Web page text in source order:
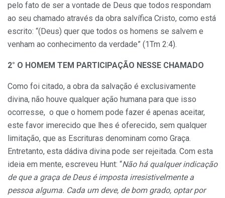
pelo fato de ser a vontade de Deus que todos respondam
ao seu chamado através da obra salvífica Cristo, como está
escrito: “(Deus) quer que todos os homens se salvem e
venham ao conhecimento da verdade” (1Tm 2:4).
2° O HOMEM TEM PARTICIPAÇÃO NESSE CHAMADO
Como foi citado, a obra da salvação é exclusivamente
divina, não houve qualquer ação humana para que isso
ocorresse, o que o homem pode fazer é apenas aceitar,
este favor imerecido que lhes é oferecido, sem qualquer
limitação, que as Escrituras denominam como Graça.
Entretanto, esta dádiva divina pode ser rejeitada. Com esta
ideia em mente, escreveu Hunt: “Não há qualquer indicação
de que a graça de Deus é imposta irresistivelmente a
pessoa alguma. Cada um deve, de bom grado, optar por